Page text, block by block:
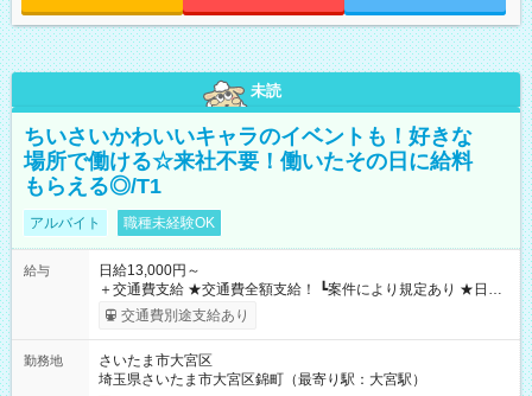
未読
ちいさいかわいいキャラのイベントも！好きな
場所で働ける☆来社不要！働いたその日に給料
もらえる◎/T1
アルバイト 職種未経験OK
給与
日給13,000円～
＋交通費支給 ★交通費全額支給！ ┗案件により規定あり ★日払
いOK！（規定あり） ┗働いたその日に現金GET♪ お仕事後はコ
ンビニATMから 日払い分を引き落とせます！ 【試用期間】試
交通費別途支給あり
勤務地
さいたま市大宮区
埼玉県さいたま市大宮区錦町（最寄り駅：大宮駅）